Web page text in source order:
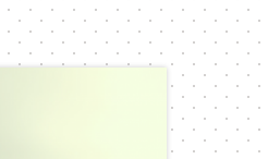
open ゴルフ場
ニュー
view